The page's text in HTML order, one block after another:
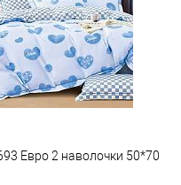
Евро 2 наволочки 50*70